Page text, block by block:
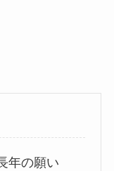
年の願い